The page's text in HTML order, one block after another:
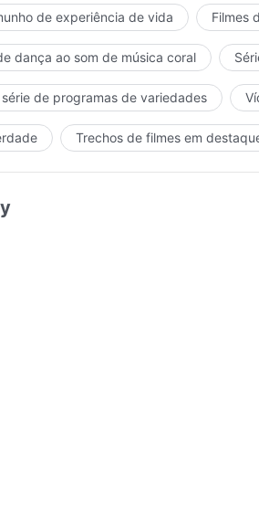
as coisas. E, portanto, a
da mesma maneira, a autoridade e
Você leu na Bíblia sobre
a autoridade de Deus, e assim
todas as criaturas, estão todos
é igualmente o Deus deles, e
muito ou pouco poderosos —
se tornar o Criador. Essas são
de experiência de vida Filmes
dança ao som de música coral
de programas de variedades
Trechos de filmes em